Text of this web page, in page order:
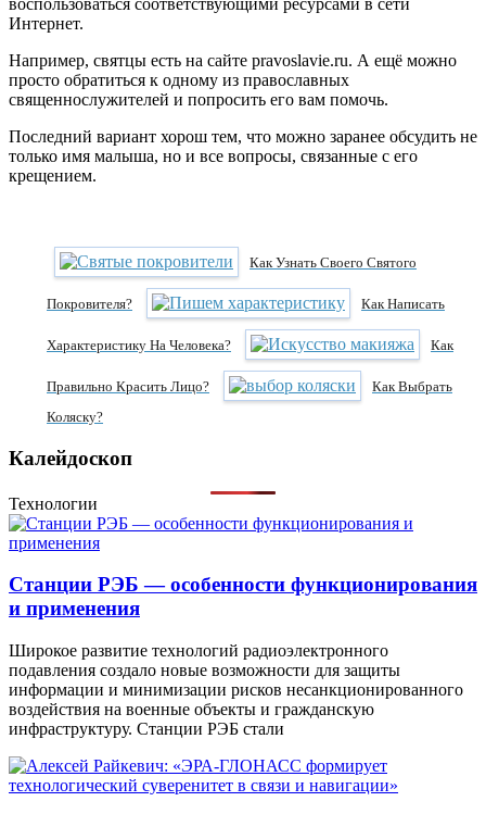
воспользоваться соответствующими ресурсами в сети
Интернет.
Например, святцы есть на сайте pravoslavie.ru. А ещё можно
просто обратиться к одному из православных
священнослужителей и попросить его вам помочь.
Последний вариант хорош тем, что можно заранее обсудить не
только имя малыша, но и все вопросы, связанные с его
крещением.
Как Узнать Своего Святого
Покровителя? Как Написать
Характеристику На Человека? Как
Правильно Красить Лицо?
Как Выбрать
Коляску?
Калейдоскоп
Технологии
Станции РЭБ — особенности функционирования
и применения
Широкое развитие технологий радиоэлектронного
подавления создало новые возможности для защиты
информации и минимизации рисков несанкционированного
воздействия на военные объекты и гражданскую
инфраструктуру. Станции РЭБ стали